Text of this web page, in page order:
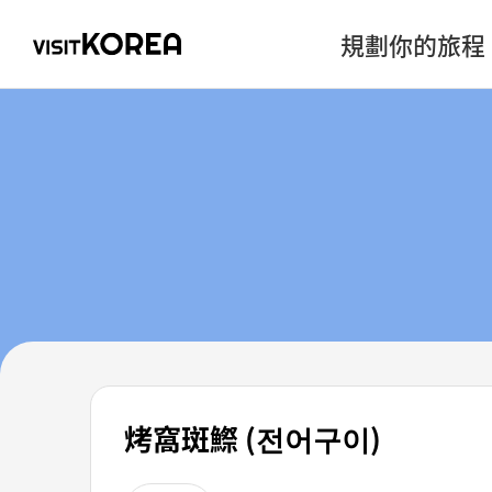
規劃你的旅程
烤窩斑鰶 (전어구이)